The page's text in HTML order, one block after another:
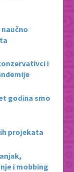
i
godina smo
projekata
i mobbing